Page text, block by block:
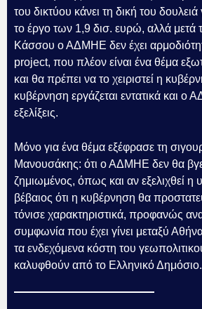
του δικτύου κάνει τη δική του
το έργο των 1,9 δισ. ευρώ, αλλά μετά
Κάσσου ο ΑΔΜΗΕ δεν έχει
project, που πλέον είναι ένα θέμα
και θα πρέπει να το χειριστεί η
κυβέρνηση εργάζεται εντατικά και ο
εξελίξεις.
Μόνο για ένα θέμα εξέφρασε τη
Μανουσάκης: ότι ο ΑΔΜΗΕ δεν θα
ζημιωμένος, όπως και αν εξελιχθεί η
βέβαιος ότι η κυβέρνηση θα
τόνισε χαρακτηριστικά, προφανώς
συμφωνία που έχει γίνει μεταξύ
τα ενδεχόμενα κόστη του
καλυφθούν από το Ελληνικό Δημόσιο.